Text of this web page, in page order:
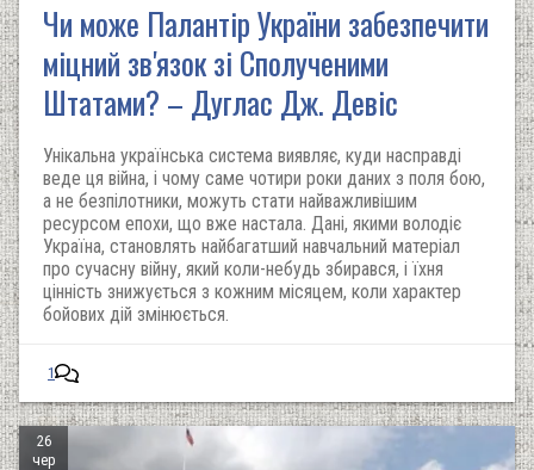
Чи може Палантір України забезпечити
міцний зв'язок зі Сполученими
Штатами? – Дуглас Дж. Девіс
Унікальна українська система виявляє, куди насправді
веде ця війна, і чому саме чотири роки даних з поля бою,
а не безпілотники, можуть стати найважливішим
ресурсом епохи, що вже настала. Дані, якими володіє
Україна, становлять найбагатший навчальний матеріал
про сучасну війну, який коли-небудь збирався, і їхня
цінність знижується з кожним місяцем, коли характер
бойових дій змінюється.
1
26
чер